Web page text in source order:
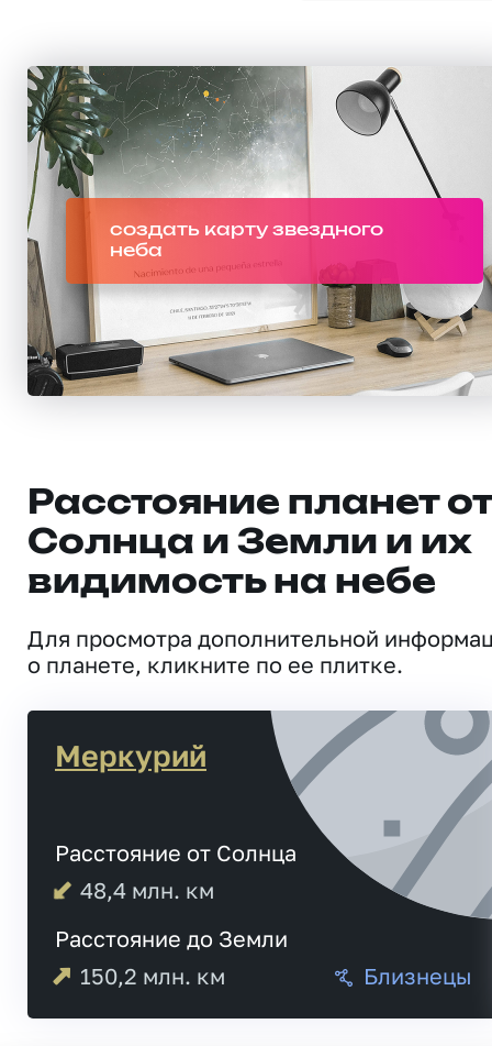
создать карту звездного
неба
Расстояние планет от
Солнца и Земли и их
видимость на небе
Для просмотра дополнительной
о планете, кликните по ее плитке.
Меркурий
Расстояние от Солнца
48,4 млн. км
Расстояние до Земли
150,2 млн. км Близнецы